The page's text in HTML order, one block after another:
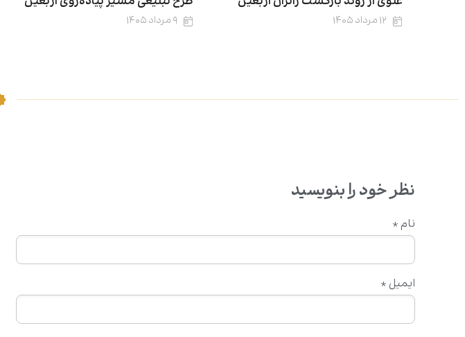
۱۲ مرداد ۱۴۰۵ ۹ مرداد ۱۴۰۵
نظر خود را بنویسید
نام *
ایمیل *